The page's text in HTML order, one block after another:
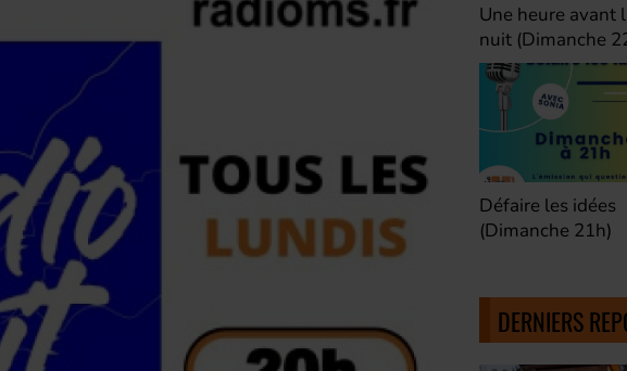
Une heure avant la
(Dimanche 21h)
Vivre avec le VIH
(Dimanche 20h)
To Beatles or not to
be (Dimanche 19h)
DERNIERS